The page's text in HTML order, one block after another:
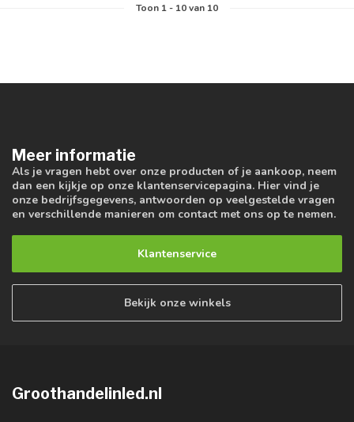
Toon 1- 10van 10
Meer informatie
Als je vragen hebt over onze producten of je aankoop, neem
dan een kijkje op onze klantenservicepagina. Hier vind je
onze bedrijfsgegevens, antwoorden op veelgestelde vragen
en verschillende manieren om contact met ons op te nemen.
Klantenservice
Bekijk onze winkels
Groothandelinled.nl